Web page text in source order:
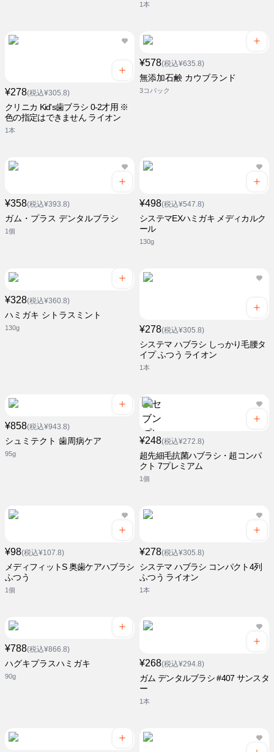
1本
¥278(税込¥305.8)
クリニカ Kid's歯ブラシ 0-2才用 ※
色の指定はできません ライオン
1本
¥578(税込¥635.8)
無添加石鹸 カウブランド
3コパック
¥358(税込¥393.8)
ガム・プラス デンタルブラシ
1個
¥498(税込¥547.8)
システマEXハミガキ メディカルク
ール
130g
¥328(税込¥360.8)
ハミガキ シトラスミント
130g ¥278(税込¥305.8)
システマ ハブラシ しっかり毛腰タ
イプ ふつう ライオン
1本
¥858(税込¥943.8)
シュミテクト 歯周病ケア
95g
¥248(税込¥272.8)
超先細毛抗菌ハブラシ・超コンパ
クト 7プレミアム
1個
¥98(税込¥107.8)
メディフィットS 奥歯ケアハブラシ
ふつう
1個
¥278(税込¥305.8)
システマ ハブラシ コンパクト4列
ふつう ライオン
1本
¥788(税込¥866.8)
ハグキプラスハミガキ
90g
¥268(税込¥294.8)
ガム デンタルブラシ #407 サンスタ
ー
1本